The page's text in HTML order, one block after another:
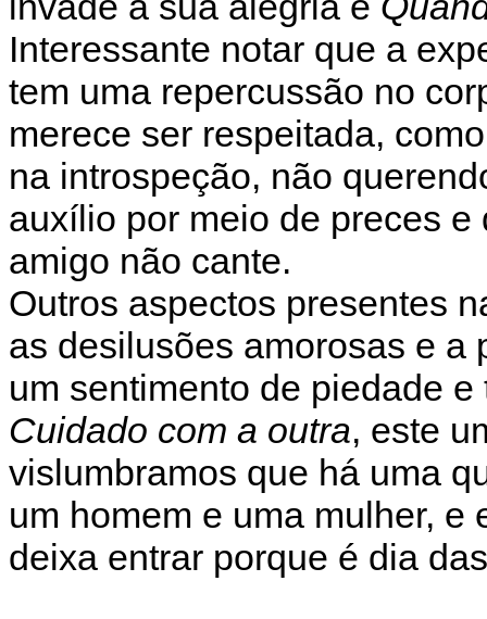
Interessante notar que a
tem uma repercussão no
merece ser respeitada,
na introspeção, não
auxílio por meio de preces
amigo não cante.
Outros aspectos presentes
as desilusões amorosas e a
um sentimento de piedade
Cuidado com a outra, este
vislumbramos que há uma
um homem e uma mulher,
deixa entrar porque é dia